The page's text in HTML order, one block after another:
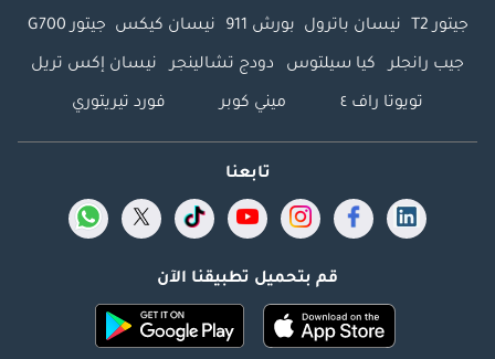
جيتور T2 نيسان باترول بورش 911 نيسان كيكس جيتور G700
جيب رانجلر كيا سيلتوس دودج تشالينجر نيسان إكس تريل
تويوتا راف ٤ ميني كوبر فورد تيريتوري
تابعنا
قم بتحميل تطبيقنا الآن